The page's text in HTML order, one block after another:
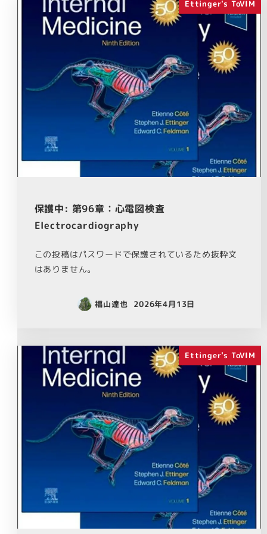
Ettinger's ToVIM
保護中: 第96章：心電図検査
Electrocardiography
この投稿はパスワードで保護されているため抜粋文
はありません。
福山達也 2026年4月13日
Ettinger's ToVIM